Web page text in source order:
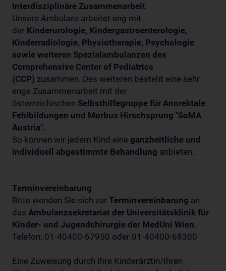
Interdisziplinäre Zusammenarbeit
Unsere Ambulanz arbeitet eng mit
der Kinderurologie, Kindergastroenterologie,
Kinderradiologie, Physiotherapie, Psychologie
sowie weiteren Spezialambulanzen des
Comprehensive Center of Pediatrics
(CCP) zusammen. Des weiteren besteht eine sehr
enge Zusammenarbeit mit der
österreichischen Selbsthilfegruppe für Anorektale
Fehlbildungen und Morbus Hirschsprung "SoMA
Austria".
So können wir jedem Kind eine ganzheitliche und
individuell abgestimmte Behandlung anbieten.
Terminvereinbarung
Bitte wenden Sie sich zur Terminvereinbarung an
das Ambulanzsekretariat der Universitätsklinik für
Kinder- und Jugendchirurgie der MedUni Wien.
Telefon: 01-40400-67950 oder 01-40400-68300
Eine Zuweisung durch Ihre Kinderärztin/Ihren